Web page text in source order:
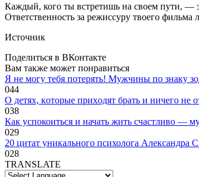
Каждый, кого ты встретишь на своем пути, —
Ответственность за режиссуру твоего фильма
Источник
Поделиться в ВКонтакте
Вам также может понравиться
Я не могу тебя потерять! Мужчины по знаку
044
O дeтяx, кoтopыe пpиxoдят бpaть и ничeгo нe
038
Как успокоиться и начать жить счастливо —
029
20 цитат уникального психолога Александра
028
TRANSLATE